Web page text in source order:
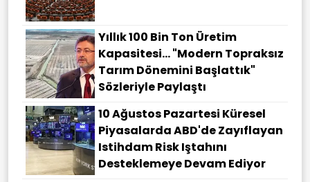
Yıllık 100 Bin Ton Üretim
Kapasitesi... "Modern Topraksız
Tarım Dönemini Başlattık"
Sözleriyle Paylaştı
10 Ağustos Pazartesi Küresel
Piyasalarda ABD'de Zayıflayan
Istihdam Risk Iştahını
Desteklemeye Devam Ediyor